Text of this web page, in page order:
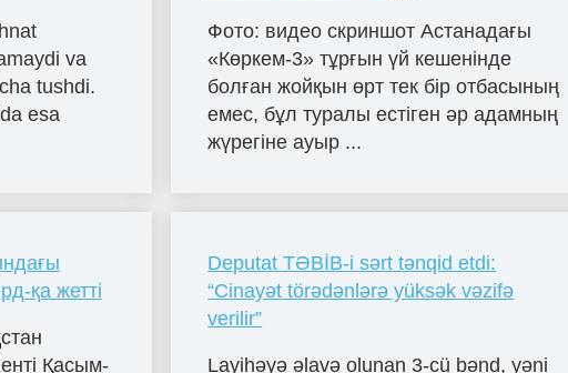
va
tushdi.
esa
қа жетті
Қасым-
Фото: видео скриншот Астанадағы
«Көркем-3» тұрғын үй кешенінде
болған жойқын өрт тек бір отбасының
емес, бұл туралы естіген әр адамның
жүрегіне ауыр ...
Deputat TƏBİB-i sərt tənqid etdi:
“Cinayət törədənlərə yüksək vəzifə
verilir”
Layihəyə əlavə olunan 3-cü bənd, yəni